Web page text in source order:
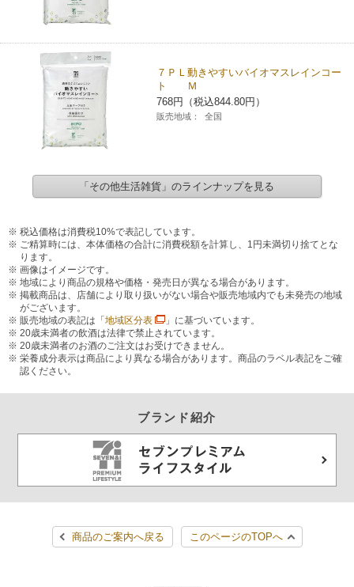
７ＰＬ動きやすいバイオマスレインコー
ト Ｍ
768円（税込844.80円）
販売地域： 全国
「その他生活雑貨」のラインナップを見る
税込価格は消費税10%で表記しています。
ご精算時には、本体価格の合計に消費税額を計算し、1円未満切り捨てとな
ります。
画像はイメージです。
地域により商品の規格や価格・発売日が異なる場合があります。
掲載商品は、店舗により取り扱いがない場合や販売地域内でも未発売の地域
がございます。
販売地域の表記は「 地域区分表
」に基づいています。
20歳未満者の飲酒は法律で禁止されています。
20歳未満者のお酒のご注文はお受けできません。
栄養成分表示は商品により異なる場合があります。商品のラベル表記をご確
認ください。
ブランド紹介
商品のご案内へ戻る このページのTOPへ